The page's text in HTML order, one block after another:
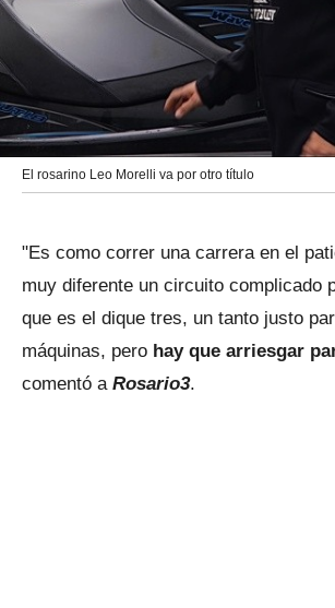
El rosarino Leo Morelli va por otro título
"Es como correr una carrera en el
muy diferente un circuito complicado
que es el dique tres, un tanto justo
máquinas, pero hay que arriesgar
comentó a Rosario3.